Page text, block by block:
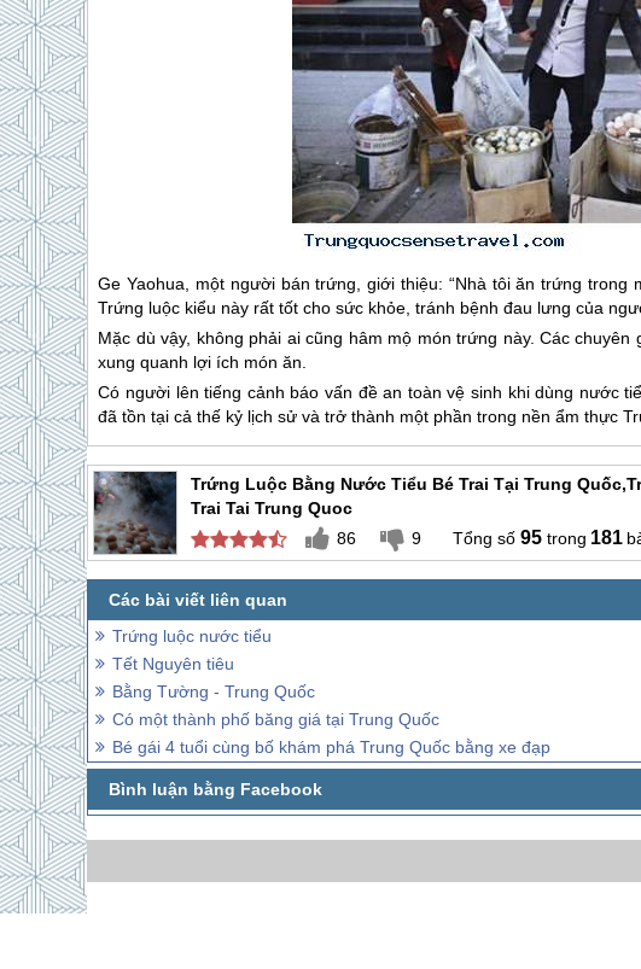
Ge Yaohua, một người bán trứng, giới thiệu: “Nhà tôi ăn trứng
Trứng luộc kiểu này rất tốt cho sức khỏe, tránh bệnh đau lưng của
Mặc dù vậy, không phải ai cũng hâm mộ món trứng này. Các chuyên
xung quanh lợi ích món ăn.
Có người lên tiếng cảnh báo vấn đề an toàn vệ sinh khi dùng nước
đã tồn tại cả thế kỷ lịch sử và trở thành một phần trong nền ẩm thực
Trứng Luộc Bằng Nước Tiểu Bé Trai Tại Trung
Trai Tai Trung Quoc
86
9 95 181
Trứng luộc nước tiểu
Tết Nguyên tiêu
Bằng Tường - Trung Quốc
Có một thành phố băng giá tại Trung Quốc
Bé gái 4 tuổi cùng bố khám phá Trung Quốc bằng xe đạp